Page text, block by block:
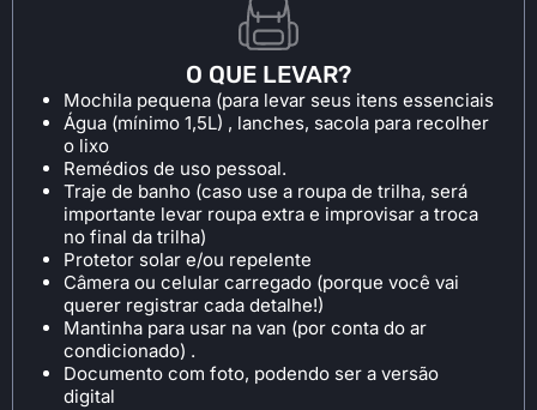
O QUE LEVAR?
Mochila pequena (para levar seus itens essenciais
Água (mínimo 1,5L) , lanches, sacola para recolher
o lixo
Remédios de uso pessoal.
Traje de banho (caso use a roupa de trilha, será
importante levar roupa extra e improvisar a troca
no final da trilha)
Protetor solar e/ou repelente
Câmera ou celular carregado (porque você vai
querer registrar cada detalhe!)
Mantinha para usar na van (por conta do ar
condicionado) .
Documento com foto, podendo ser a versão
digital